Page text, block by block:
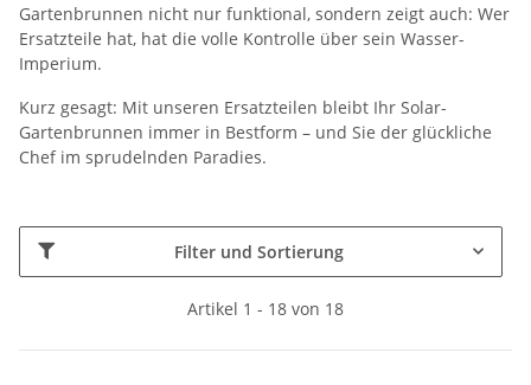
Gartenbrunnen nicht nur funktional, sondern zeigt auch: Wer
Ersatzteile hat, hat die volle Kontrolle über sein Wasser-
Imperium.
Kurz gesagt: Mit unseren Ersatzteilen bleibt Ihr Solar-
Gartenbrunnen immer in Bestform – und Sie der glückliche
Chef im sprudelnden Paradies.
Filter und Sortierung
Artikel 1 - 18 von 18